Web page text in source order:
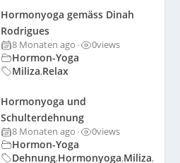
Hormonyoga gemäss Dinah
Rodrigues
8 Monaten ago • 0views
Hormon-Yoga
Miliza,Relax
Hormonyoga und
Schulterdehnung
8 Monaten ago • 0views
Hormon-Yoga
Dehnung,Hormonyoga,Miliza,